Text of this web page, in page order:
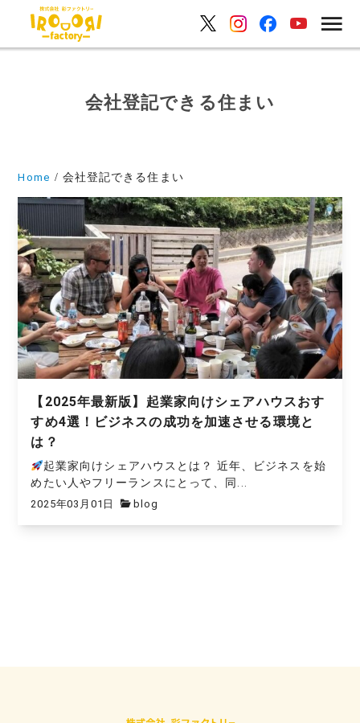
会社登記できる住まい
Home 会社登記できる住まい
【2025年最新版】起業家向けシェアハウスおす
すめ4選！ビジネスの成功を加速させる環境と
は？
起業家向けシェアハウスとは？ 近年、ビジネスを始
めたい人やフリーランスにとって、同...
2025年03月01日 blog